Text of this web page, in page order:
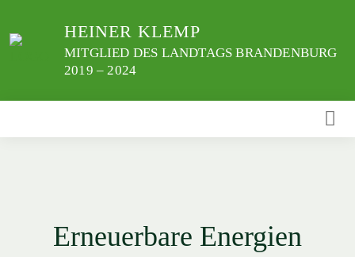
zum
HEINER KLEMP
MITGLIED DES LANDTAGS BRANDENBURG
2019 – 2024
Erneuerbare Energien